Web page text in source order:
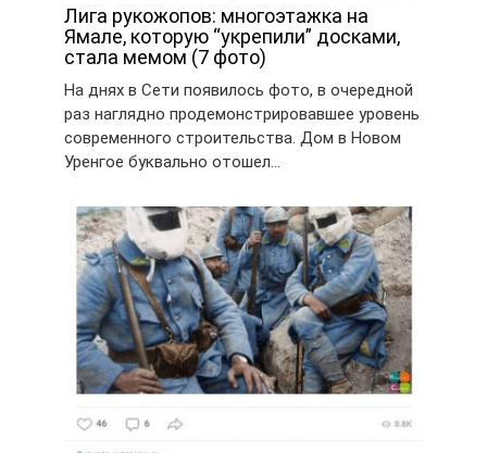
Лига рукожопов: многоэтажка на
Ямале, которую “укрепили” досками,
стала мемом (7 фото)
На днях в Сети появилось фото, в очередной
раз наглядно продемонстрировавшее уровень
современного строительства. Дом в Новом
Уренгое буквально отошел…